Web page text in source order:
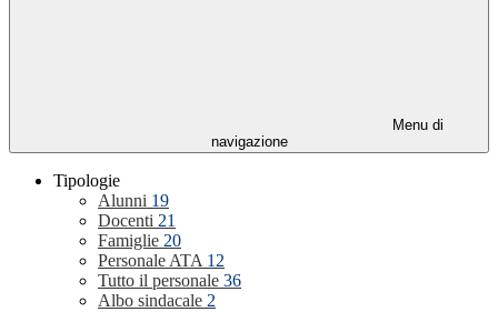
Menu di
navigazione
Tipologie
Alunni 19
Docenti 21
Famiglie 20
Personale ATA 12
Tutto il personale 36
Albo sindacale 2